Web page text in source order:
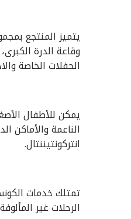
يتميز المنتجع
وقاعة الدرة
الحفلات الخاصة
يمكن للأطفال
الناعمة والأماكن
انتركونتيننتال.
تمتلك خدمات
الرحلات غير